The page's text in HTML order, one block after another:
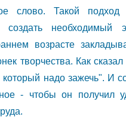
слово. Такой подход
необходимый
возрасте
творчества. Как
который надо зажечь". И
- чтобы он получил